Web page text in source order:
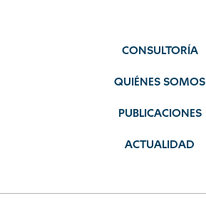
CONSULTORÍA
QUIÉNES SOMOS
PUBLICACIONES
ACTUALIDAD